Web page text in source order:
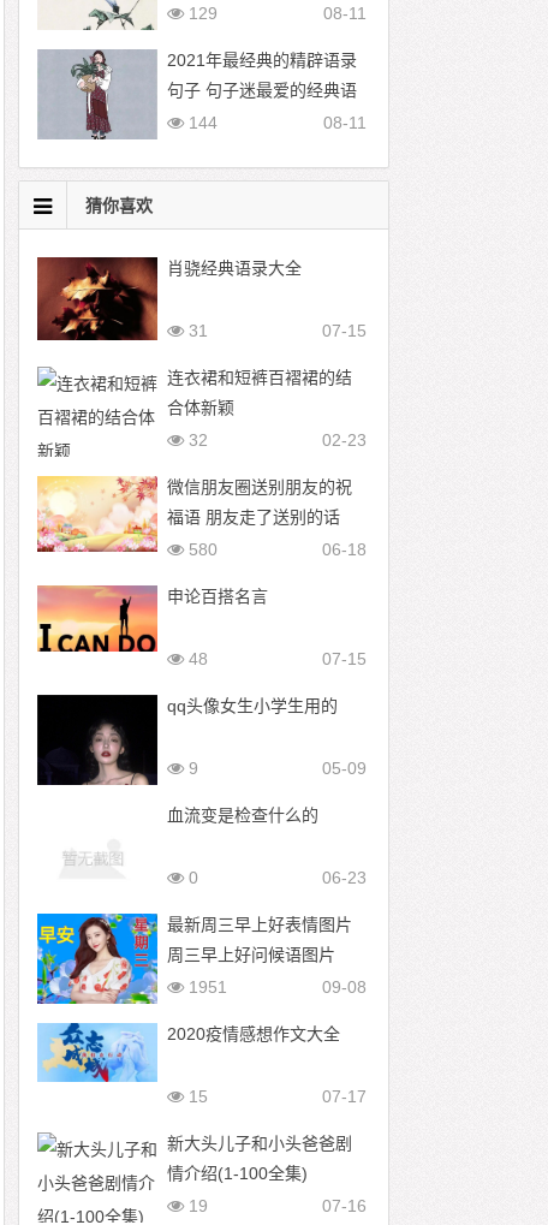
们感动
08-11
129
2021年最经典的精辟语录
句子 句子迷最爱的经典语
录
08-11
144
猜你喜欢
肖骁经典语录大全
07-15
31
连衣裙和短裤百褶裙的结
合体新颖
02-23
32
微信朋友圈送别朋友的祝
福语 朋友走了送别的话
06-18
580
申论百搭名言
07-15
48
qq头像女生小学生用的
05-09
9
血流变是检查什么的
06-23
0
最新周三早上好表情图片
周三早上好问候语图片
09-08
1951
2020疫情感想作文大全
07-17
15
新大头儿子和小头爸爸剧
情介绍(1-100全集)
07-16
19